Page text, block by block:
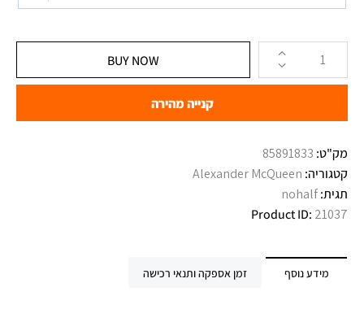
BUY NOW
קנייה מהירה
מק"ט: 85891833
קטגוריה: Alexander McQueen
תגית:nohalf
Product ID: 21037
מידע נוסף זמן אספקה ותנאי רכישה